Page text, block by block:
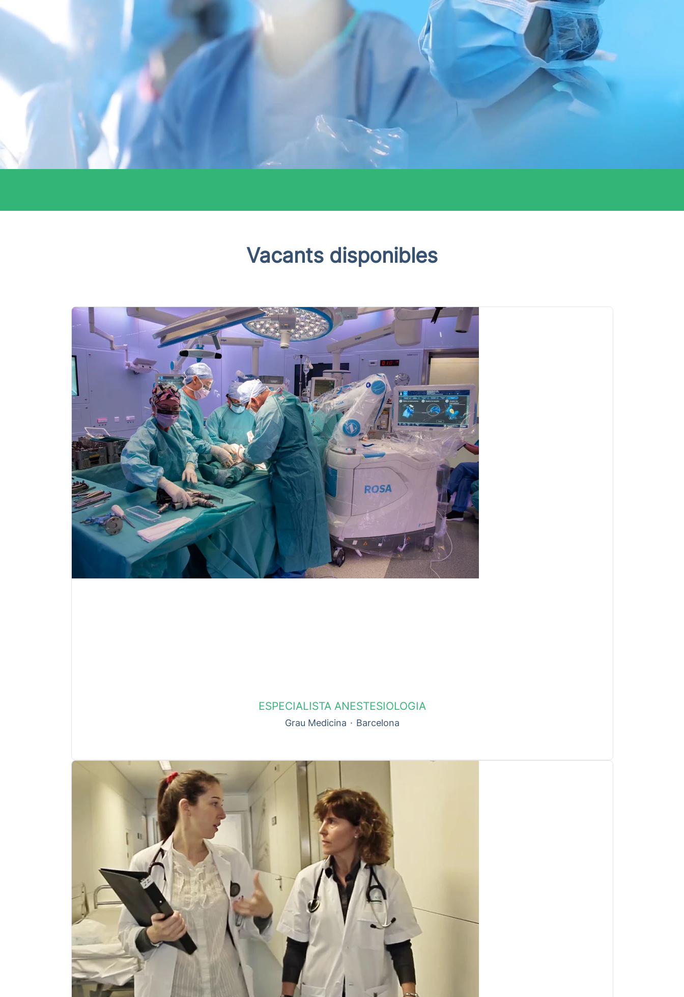
QUÈ ENS FA ÚNICS?
Forma part d'un equip que sempre t'ajudarà en allò que
necessitis, resoldrà tots els teus dubtes i et donarà una mà en
Al Clínic t'animarem a que puguis continuar formant-te
constantment per oferir el millor servei als nostres pacients i
perquè segueixis desenvolupant-te com a professional.
Vacants disponibles
ESPECIALISTA ANESTESIOLOGIA
Grau Medicina · Barcelona